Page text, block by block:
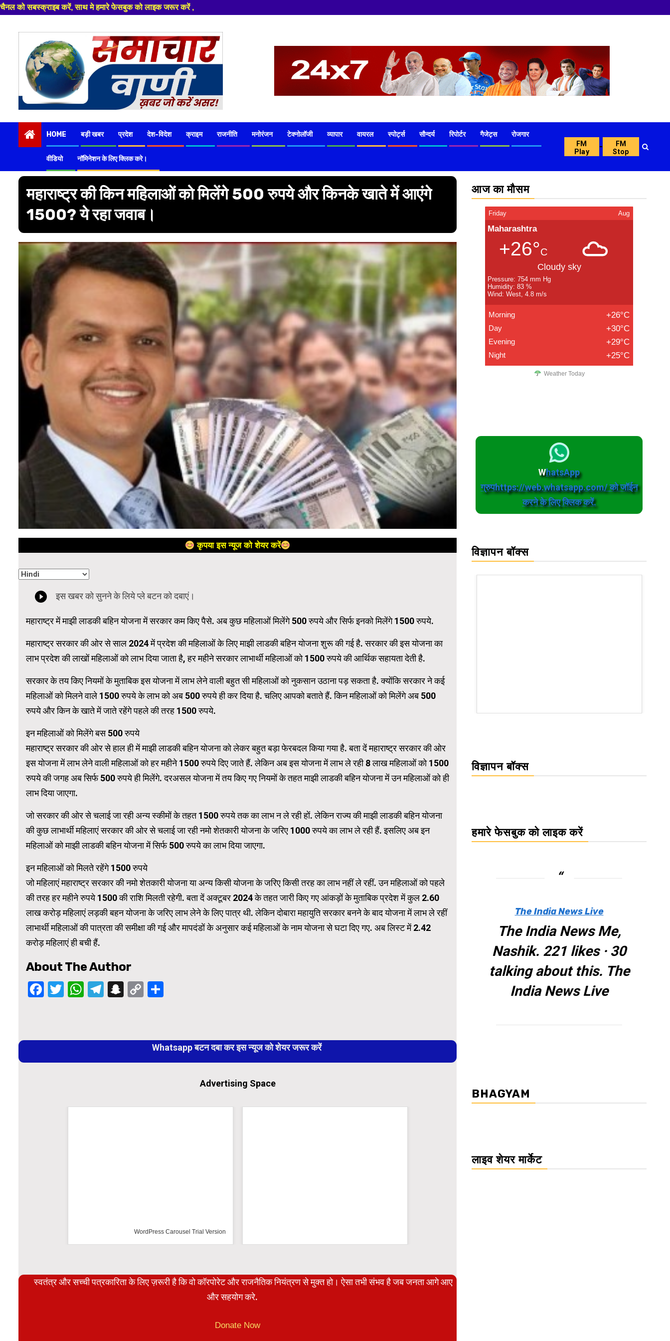
हमारे फेसबुक को लाइक जरूर करें ,
content
HOME बड़ी खबर प्रदेश देश-विदेश क्राइम राजनीति मनोरंजन टेक्नोलॉजी व्यापार वायरल स्पोर्ट्स सौन्दर्य रिपोर्टर गैजेट्स रोजगार
वीडियो नॉमिनेशन के लिए क्लिक करे।
FM
Play
-
FM
Stop
महाराष्ट्र की किन महिलाओं को मिलेंगे 500 रुपये और किनके खाते में आएंगे
1500? ये रहा जवाब।
कृपया इस न्यूज को शेयर करें
महाराष्ट्र में माझी लाडकी बहिन योजना में सरकार कम किए पैसे. अब कुछ महिलाओं मिलेंगे 500 रुपये और सिर्फ इनको मिलेंगे 1500 रुपये.
महाराष्ट्र सरकार की ओर से साल 2024 में प्रदेश की महिलाओं के लिए माझी लाडकी बहिन योजना शुरू की गई है. सरकार की इस योजना का
लाभ प्रदेश की लाखों महिलाओं को लाभ दिया जाता है, हर महीने सरकार लाभार्थी महिलाओं को 1500 रुपये की आर्थिक सहायता देती है.
सरकार के तय किए नियमों के मुताबिक इस योजना में लाभ लेने वाली बहुत सी महिलाओं को नुकसान उठाना पड़ सकता है. क्योंकि सरकार ने कई
महिलाओं को मिलने वाले 1500 रुपये के लाभ को अब 500 रुपये ही कर दिया है. चलिए आपको बताते हैं. किन महिलाओं को मिलेंगे अब 500
रुपये और किन के खाते में जाते रहेंगे पहले की तरह 1500 रुपये.
इन महिलाओं को मिलेंगे बस 500 रुपये
महाराष्ट्र सरकार की ओर से हाल ही में माझी लाडकी बहिन योजना को लेकर बहुत बड़ा फेरबदल किया गया है. बता दें महाराष्ट्र सरकार की ओर
इस योजना में लाभ लेने वाली महिलाओं को हर महीने 1500 रुपये दिए जाते हैं. लेकिन अब इस योजना में लाभ ले रही 8 लाख महिलाओं को 1500
रुपये की जगह अब सिर्फ 500 रुपये ही मिलेंगे. दरअसल योजना में तय किए गए नियमों के तहत माझी लाडकी बहिन योजना में उन महिलाओं को ही
लाभ दिया जाएगा.
जो सरकार की ओर से चलाई जा रही अन्य स्कीमों के तहत 1500 रुपये तक का लाभ न ले रही हों. लेकिन राज्य की माझी लाडकी बहिन योजना
की कुछ लाभार्थी महिलाएं सरकार की ओर से चलाई जा रही नमो शेतकारी योजना के जरिए 1000 रुपये का लाभ ले रही हैं. इसलिए अब इन
महिलाओं को माझी लाडकी बहिन योजना में सिर्फ 500 रुपये का लाभ दिया जाएगा.
इन महिलाओं को मिलते रहेंगे 1500 रुपये
जो महिलाएं महाराष्ट्र सरकार की नमो शेतकारी योजना या अन्य किसी योजना के जरिए किसी तरह का लाभ नहीं ले रहीं. उन महिलाओं को पहले
की तरह हर महीने रुपये 1500 की राशि मिलती रहेगी. बता दें अक्टूबर 2024 के तहत जारी किए गए आंकड़ों के मुताबिक प्रदेश में कुल 2.60
लाख करोड़ महिलाएं लड़की बहन योजना के जरिए लाभ लेने के लिए पात्र थी. लेकिन दोबारा महायुति सरकार बनने के बाद योजना में लाभ ले रहीं
लाभार्थी महिलाओं की पात्रता की समीक्षा की गई और मापदंडों के अनुसार कई महिलाओं के नाम योजना से घटा दिए गए. अब लिस्ट में 2.42
करोड़ महिलाएं ही बची हैं.
About The Author
Facebook
Twitter
WhatsApp
Telegram
Snapchat
Copy
Reading
Whatsapp बटन दबा कर इस न्यूज को शेयर जरूर करें
Advertising Space
WordPress Carousel Trial Version
स्वतंत्र और सच्ची पत्रकारिता के लिए ज़रूरी है कि वो कॉरपोरेट और राजनैतिक नियंत्रण से मुक्त हो। ऐसा तभी संभव है जब जनता आगे आए
और सहयोग करे.
Donate Now
आज का मौसम
Friday Aug
Maharashtra
+26°C
Cloudy sky
Pressure: 754 mm Hg
Humidity: 83 %
Wind: West, 4.8 m/s
Morning +26°C
Day +30°C
Evening +29°C
Night +25°C
Weather Today
WhatsApp
ग्रुपhttps://web.whatsapp.com/ को जॉईन
करने के लिए क्लिक करें.
विज्ञापन बॉक्स
WordPress Carousel Trial Version WordPress Carousel Trial Version
विज्ञापन बॉक्स
हमारे फेसबुक को लाइक करें
The India News Live
The India News Me,
Nashik. 221 likes · 30
talking about this. The
India News Live
BHAGYAM
लाइव शेयर मार्केट